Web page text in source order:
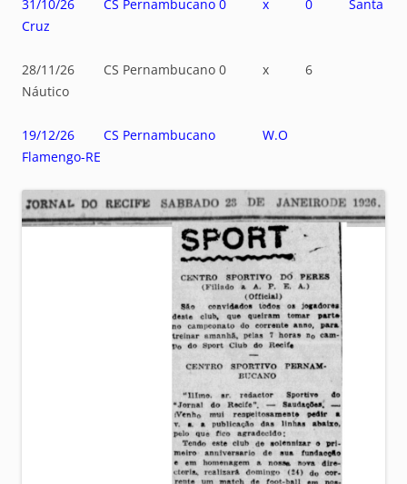
31/10/26 CS Pernambucano 0 x 0 Santa
Cruz
28/11/26 CS Pernambucano 0 x 6
Náutico
19/12/26 CS Pernambucano W.O
Flamengo-RE